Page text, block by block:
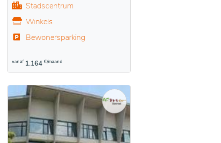
Stadscentrum
Winkels
Bewonersparking
vanaf 1.164 €/maand